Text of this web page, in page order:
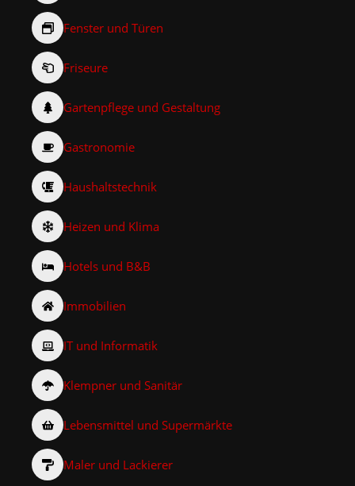
Fenster und Türen
Friseure
Gartenpflege und Gestaltung
Gastronomie
Haushaltstechnik
Heizen und Klima
Hotels und B&B
Immobilien
IT und Informatik
Klempner und Sanitär
Lebensmittel und Supermärkte
Maler und Lackierer